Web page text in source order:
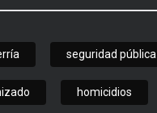
seguridad pública
homicidios